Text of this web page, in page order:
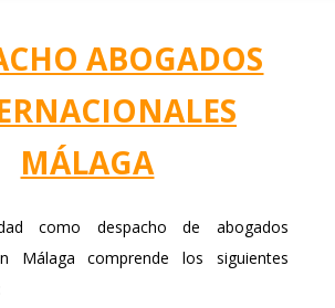
ABOGADOS
MÁLAGA
como despacho de abogados
Málaga comprende los siguientes